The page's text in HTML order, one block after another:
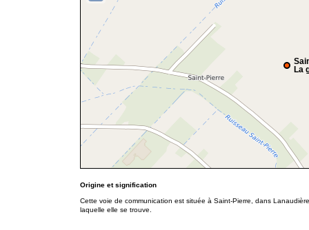
La
Origine et signification
Cette voie de communication est située à Saint-Pierre, dans
laquelle elle se trouve.